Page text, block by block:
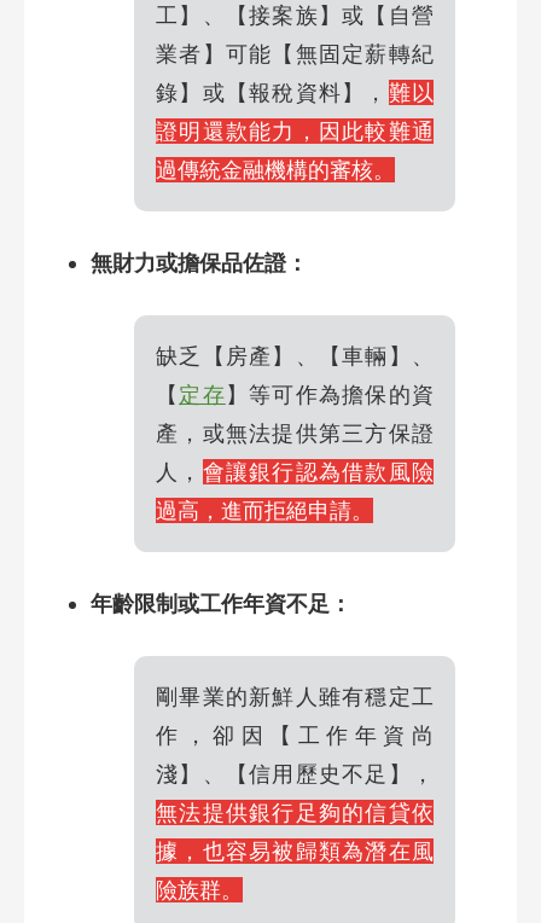
工】、【接案族】或【自營
業者】可能【無固定薪轉紀
錄】或【報稅資料】， 難以
證明還款能力，因此較難通
過傳統金融機構的審核。
無財力或擔保品佐證：
缺乏【房產】、【車輛】、
【定存】等可作為擔保的資
產，或無法提供第三方保證
人， 會讓銀行認為借款風險
過高，進而拒絕申請。
年齡限制或工作年資不足：
剛畢業的新鮮人雖有穩定工
作，卻因【工作年資尚
淺】、【信用歷史不足】，
無法提供銀行足夠的信貸依
據，也容易被歸類為潛在風
險族群。